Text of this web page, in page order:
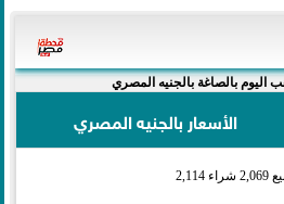
بالصاغة بالجنيه المصري
الأسعار بالجنيه المصري
شراء 2,114